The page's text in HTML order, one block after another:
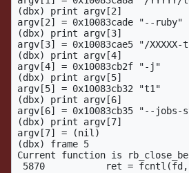
(dbx) print argv[2]
argv[2] = 0x10083cade "--ruby"
(dbx) print argv[3]
argv[3] = 0x10083cae5 "/
(dbx) print argv[4]
argv[4] = 0x10083cb2f "-j"
(dbx) print argv[5]
argv[5] = 0x10083cb32 "t1"
(dbx) print argv[6]
argv[6] = 0x10083cb35 "--jobs-
(dbx) print argv[7]
argv[7] = (nil)
(dbx) frame 5
Current function is
5870           ret = fcntl(fd,